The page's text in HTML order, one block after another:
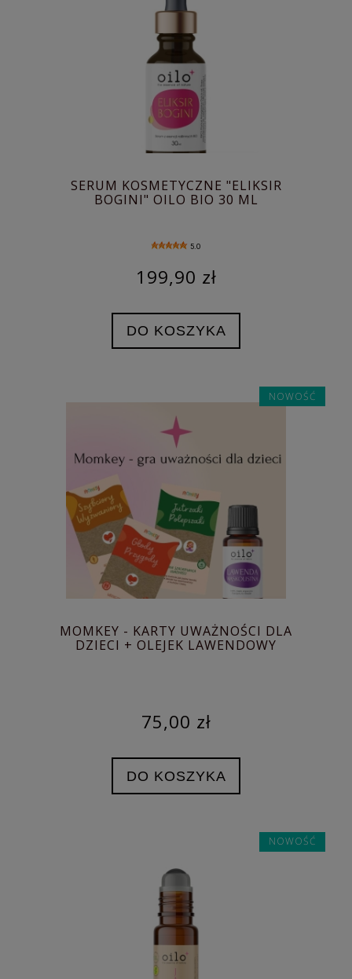
SERUM KOSMETYCZNE "ELIKSIR
BOGINI" OILO BIO 30 ML
5.0
199,90 zł
DO KOSZYKA
MOMKEY - KARTY UWAŻNOŚCI DLA
DZIECI + OLEJEK LAWENDOWY
75,00 zł
DO KOSZYKA
NOWOŚĆ
NOWOŚĆ